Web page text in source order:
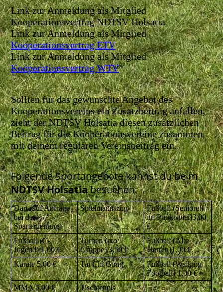
Link zur Anmeldung als Mitglied
Kooperationsvertrag NDTSV Holsatia
Link zur Anmeldung als Mitglied
Kooperationsvertrag ETV
Link zur Anmeldung als Mitglied
Kooperationsvertrag WTV
Sollten für das gewünschte Angebot des
Kooperationsvereins ein Zusatzbeitrag anfallen,
zieht der NDTSV Holsatia diesen zusätzlichen
Beitrag für die Kooperationsvereine zusammen
mit deinem regulären Vereinsbeitrag ein.
Folgende Sportangebote kannst du beim
NDTSV Holsatiabesuchen:
Dart (auf Anfrage
bei der
Spartenleitung)
Spielmannszug
Fußball (Senioren
im Punktspiel)3,00
€
Fußball (C-
Jugend) 1,00 €
Turnen (pro
Gruppe) 3,50 €
Fußball (Alte
Herren)1,00 €
Karate 5,00 €
Tai Chi Gung
Fußball (Walking
Football) 1,00 €
MMA 5,00 €
Tischtennis